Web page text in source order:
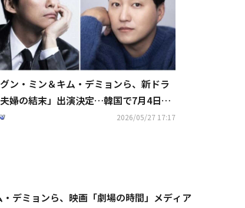
ン・ミン＆キム・デミョンら、新ドラ
婦の結末」出演決定…韓国で7月4日に
2026/05/27 17:17
・デミョンら、映画「劇場の時間」メディア